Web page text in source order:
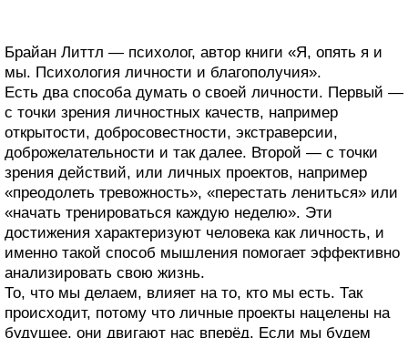
Брайан Литтл — психолог, автор книги «Я, опять я и
мы. Психология личности и благополучия».
Есть два способа думать о своей личности. Первый —
с точки зрения личностных качеств, например
открытости, добросовестности, экстраверсии,
доброжелательности и так далее. Второй — с точки
зрения действий, или личных проектов, например
«преодолеть тревожность», «перестать лениться» или
«начать тренироваться каждую неделю». Эти
достижения характеризуют человека как личность, и
именно такой способ мышления помогает эффективно
анализировать свою жизнь.
То, что мы делаем, влияет на то, кто мы есть. Так
происходит, потому что личные проекты нацелены на
будущее, они двигают нас вперёд. Если мы будем